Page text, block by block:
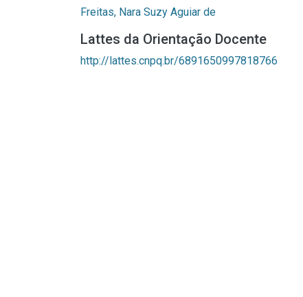
Freitas, Nara Suzy Aguiar de
Lattes da Orientação Docente
http://lattes.cnpq.br/6891650997818766